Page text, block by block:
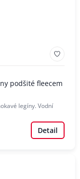
podšité fleecem
legíny. Vodní
Detail